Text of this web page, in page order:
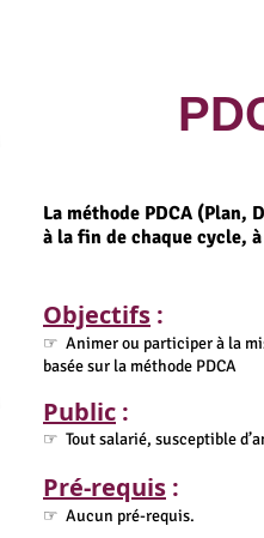
La méthode PDCA (Plan,
à la fin de chaque cycle,
Objectifs :
☞ Animer ou participer à la
basée sur la méthode PDCA
Public :
☞ Tout salarié, susceptible
Pré-requis :
☞ Aucun pré-requis.